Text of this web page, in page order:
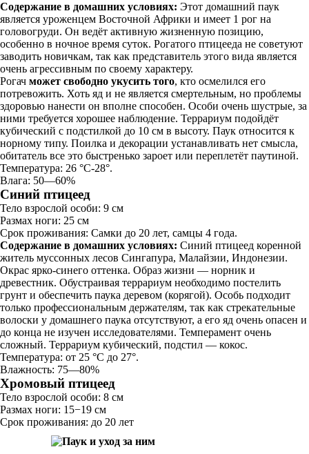
Содержание в домашних условиях: Этот домашний паук
является уроженцем Восточной Африки и имеет 1 рог на
головогруди. Он ведёт активную жизненную позицию,
особенно в ночное время суток. Рогатого птицееда не советуют
заводить новичкам, так как представитель этого вида является
очень агрессивным по своему характеру.
Рогач может свободно укусить того, кто осмелился его
потревожить. Хоть яд и не является смертельным, но проблемы
здоровью нанести он вполне способен. Особи очень шустрые, за
ними требуется хорошее наблюдение. Террариум подойдёт
кубический с подстилкой до 10 см в высоту. Паук относится к
норному типу. Поилка и декорации устанавливать нет смысла,
обитатель все это быстренько зароет или переплетёт паутиной.
Температура: 26 °C-28°.
Влага: 50—60%
Синий птицеед
Тело взрослой особи: 9 см
Размах ноги: 25 см
Срок проживания: Самки до 20 лет, самцы 4 года.
Содержание в домашних условиях: Синий птицеед коренной
житель муссонных лесов Сингапура, Малайзии, Индонезии.
Окрас ярко-синего оттенка. Образ жизни — норник и
древестник. Обустраивая террариум необходимо постелить
грунт и обеспечить паука деревом (корягой). Особь подходит
только профессиональным держателям, так как стрекательные
волоски у домашнего паука отсутствуют, а его яд очень опасен и
до конца не изучен исследователями. Темперамент очень
сложный. Террариум кубический, подстил — кокос.
Температура: от 25 °C до 27°.
Влажность: 75—80%
Хромовый птицеед
Тело взрослой особи: 8 см
Размах ноги: 15−19 см
Срок проживания: до 20 лет